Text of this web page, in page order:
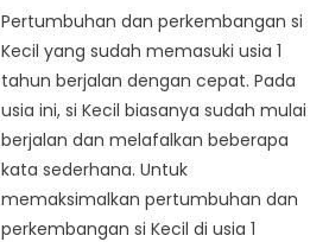
Pertumbuhan dan perkembangan si
Kecil yang sudah memasuki usia 1
tahun berjalan dengan cepat. Pada
usia ini, si Kecil biasanya sudah mulai
berjalan dan melafalkan beberapa
kata sederhana. Untuk
memaksimalkan pertumbuhan dan
perkembangan si Kecil di usia 1